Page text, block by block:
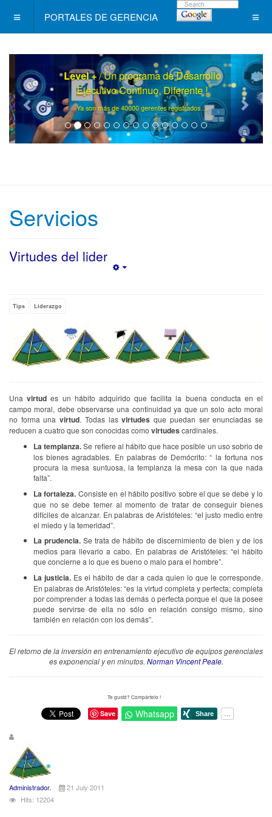
PORTALES DE GERENCIA
Level +/ Un programa de Desarrollo
Ejecutivo Continuo, Diferente !
Ya son más de 40000 gerentes registrados ...
Servicios
Virtudes del lider
Tips Liderazgo
Unavirtudes un hábito adquirido que facilita la buena conducta en el
campo moral, debe observarse una continuidad ya que un solo acto moral
no forma unavirtud. Todas lasvirtudesque puedan ser enunciadas se
reducen a cuatro que son conocidas como virtudes cardinales.
La templanza.Se refiere al hábito que hace posible un uso sobrio de
los bienes agradables. En palabras de Demócrito: “ la fortuna nos
procura la mesa suntuosa, la templanza la mesa con la que nada
falta”.
La fortaleza. Consiste en el hábito positivo sobre el que se debe y lo
que no se debe temer al momento de tratar de conseguir bienes
difíciles de alcanzar. En palabras de Aristóteles: “el justo medio entre
el miedo y la temeridad”.
La prudencia.Se trata de hábito de discernimiento de bien y de los
medios para llevarlo a cabo. En palabras de Aristóteles: “el hábito
que concierne a lo que es bueno o malo para el hombre”.
La justicia. Es el hábito de dar a cada quien lo que le corresponde.
En palabras de Aristóteles: “es la virtud completa y perfecta; completa
por comprender a todas las demás o perfecta porque el que la posee
puede servirse de ella no sólo en relación consigo mismo, sino
también en relación con los demás”.
El retorno de la inversión en entrenamiento ejecutivo de equipos gerenciales
es exponencial y en minutos. Norman Vincent Peale.
Te gustó? Compártelo !
Save Whatsapp
Administrador.
21 July 2011
Hits: 12204